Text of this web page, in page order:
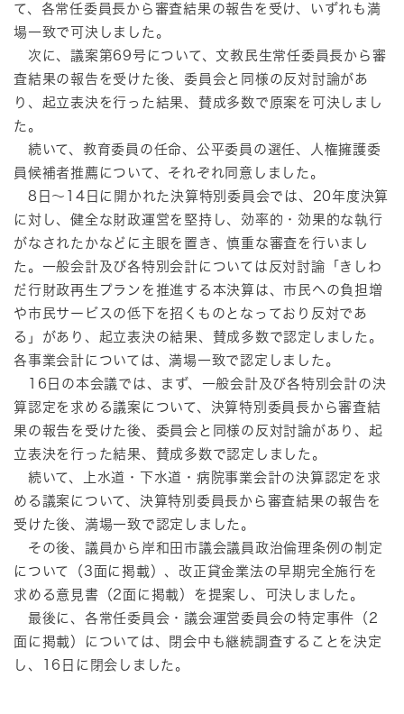
て、各常任委員長から審査結果の報告を受け、いずれも満
場一致で可決しました。
次に、議案第69号について、文教民生常任委員長から審
査結果の報告を受けた後、委員会と同様の反対討論があ
り、起立表決を行った結果、賛成多数で原案を可決しまし
た。
続いて、教育委員の任命、公平委員の選任、人権擁護委
員候補者推薦について、それぞれ同意しました。
8日～14日に開かれた決算特別委員会では、20年度決算
に対し、健全な財政運営を堅持し、効率的・効果的な執行
がなされたかなどに主眼を置き、慎重な審査を行いまし
た。一般会計及び各特別会計については反対討論「きしわ
だ行財政再生プランを推進する本決算は、市民への負担増
や市民サービスの低下を招くものとなっており反対であ
る」があり、起立表決の結果、賛成多数で認定しました。
各事業会計については、満場一致で認定しました。
16日の本会議では、まず、一般会計及び各特別会計の決
算認定を求める議案について、決算特別委員長から審査結
果の報告を受けた後、委員会と同様の反対討論があり、起
立表決を行った結果、賛成多数で認定しました。
続いて、上水道・下水道・病院事業会計の決算認定を求
める議案について、決算特別委員長から審査結果の報告を
受けた後、満場一致で認定しました。
その後、議員から岸和田市議会議員政治倫理条例の制定
について（3面に掲載）、改正貸金業法の早期完全施行を
求める意見書（2面に掲載）を提案し、可決しました。
最後に、各常任委員会・議会運営委員会の特定事件（2
面に掲載）については、閉会中も継続調査することを決定
し、16日に閉会しました。